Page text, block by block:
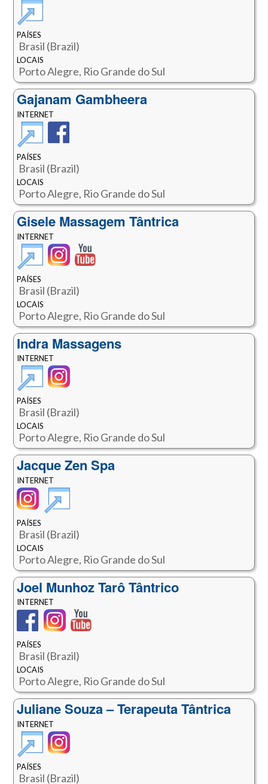
PAÍSES
Brasil (Brazil)
LOCAIS
Porto Alegre, Rio Grande do Sul
Gajanam Gambheera
INTERNET
PAÍSES
Brasil (Brazil)
LOCAIS
Porto Alegre, Rio Grande do Sul
Gisele Massagem Tântrica
INTERNET
PAÍSES
Brasil (Brazil)
LOCAIS
Porto Alegre, Rio Grande do Sul
Indra Massagens
INTERNET
PAÍSES
Brasil (Brazil)
LOCAIS
Porto Alegre, Rio Grande do Sul
Jacque Zen Spa
INTERNET
PAÍSES
Brasil (Brazil)
LOCAIS
Porto Alegre, Rio Grande do Sul
Joel Munhoz Tarô Tântrico
INTERNET
PAÍSES
Brasil (Brazil)
LOCAIS
Porto Alegre, Rio Grande do Sul
Juliane Souza – Terapeuta Tântrica
INTERNET
PAÍSES
Brasil (Brazil)